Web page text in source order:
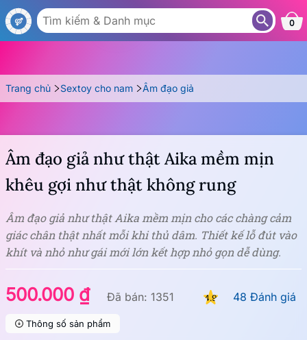
0
Trang chủ Sextoy cho nam Âm đạo giả
500.000 ₫ Đã bán: 1351 4.9 48 Đánh giá
Thông số sản phẩm
Âm đạo giả như thật Aika mềm mịn
khêu gợi như thật không rung
Âm đạo giả như thật Aika mềm mịn cho các chàng cảm
giác chân thật nhất mỗi khi thủ dâm. Thiết kế lỗ đút vào
khít và nhỏ như gái mới lớn kết hợp nhỏ gọn dễ dùng.